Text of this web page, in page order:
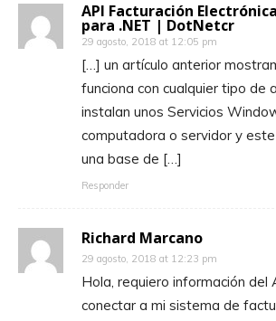
API Facturación
para .NET | DotNetcr
29 agosto, 2018 at 12:05 pm
[…] un artículo anterior
funciona con cualquier tipo de
instalan unos Servicios
computadora o servidor y este
una base de […]
Responder
Richard Marcano
29 agosto, 2018 at 12:23 pm
Hola, requiero información del
conectar a mi sistema de